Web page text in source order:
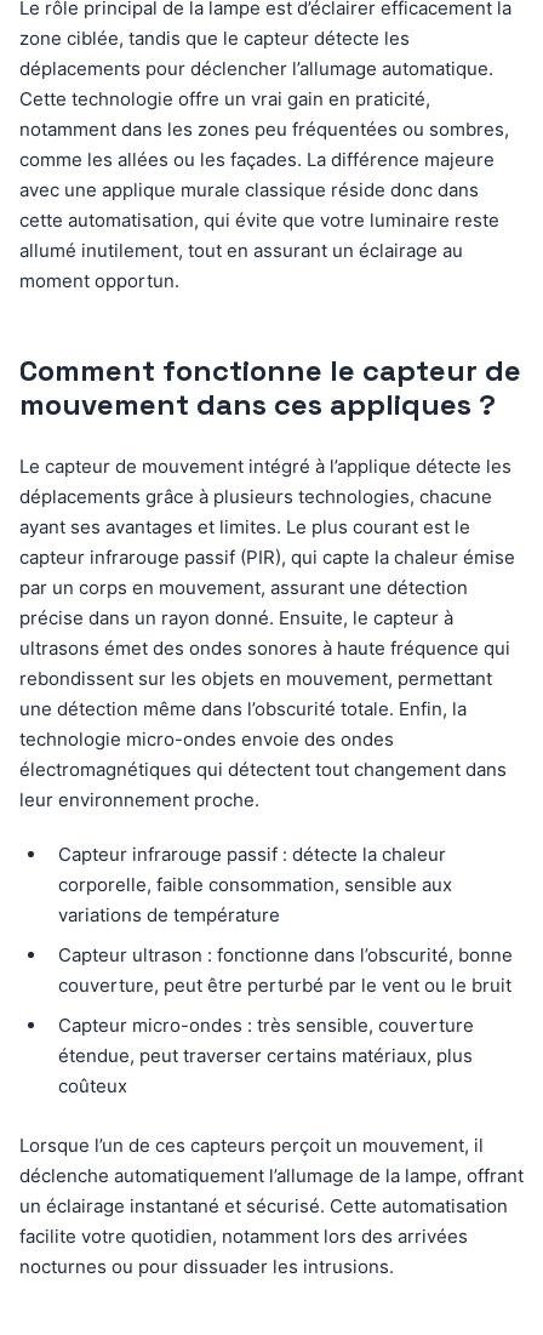
Le rôle principal de la lampe est d’éclairer efficacement la
zone ciblée, tandis que le capteur détecte les
déplacements pour déclencher l’allumage automatique.
Cette technologie offre un vrai gain en praticité,
notamment dans les zones peu fréquentées ou sombres,
comme les allées ou les façades. La différence majeure
avec une applique murale classique réside donc dans
cette automatisation, qui évite que votre luminaire reste
allumé inutilement, tout en assurant un éclairage au
moment opportun.
Comment fonctionne le capteur de
mouvement dans ces appliques ?
Le capteur de mouvement intégré à l’applique détecte les
déplacements grâce à plusieurs technologies, chacune
ayant ses avantages et limites. Le plus courant est le
capteur infrarouge passif (PIR), qui capte la chaleur émise
par un corps en mouvement, assurant une détection
précise dans un rayon donné. Ensuite, le capteur à
ultrasons émet des ondes sonores à haute fréquence qui
rebondissent sur les objets en mouvement, permettant
une détection même dans l’obscurité totale. Enfin, la
technologie micro-ondes envoie des ondes
électromagnétiques qui détectent tout changement dans
leur environnement proche.
Capteur infrarouge passif : détecte la chaleur
corporelle, faible consommation, sensible aux
variations de température
Capteur ultrason : fonctionne dans l’obscurité, bonne
couverture, peut être perturbé par le vent ou le bruit
Capteur micro-ondes : très sensible, couverture
étendue, peut traverser certains matériaux, plus
coûteux
Lorsque l’un de ces capteurs perçoit un mouvement, il
déclenche automatiquement l’allumage de la lampe, offrant
un éclairage instantané et sécurisé. Cette automatisation
facilite votre quotidien, notamment lors des arrivées
nocturnes ou pour dissuader les intrusions.